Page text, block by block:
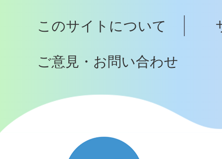
へ
このサイトについて
ご意見・お問い合わせ